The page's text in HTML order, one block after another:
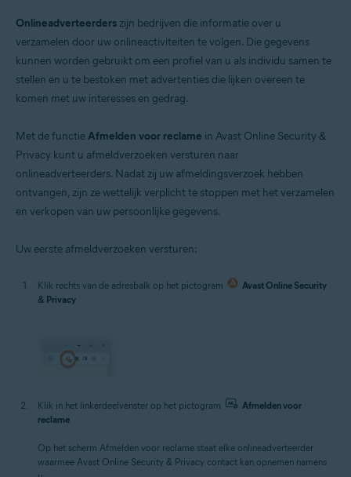
Onlineadverteerders zijn bedrijven die informatie over u
verzamelen door uw onlineactiviteiten te volgen. Die gegevens
kunnen worden gebruikt om een profiel van u als individu samen te
stellen en u te bestoken met advertenties die lijken overeen te
komen met uw interesses en gedrag.
Met de functieAfmelden voor reclame in Avast Online Security &
Privacy kunt u afmeldverzoeken versturen naar
onlineadverteerders. Nadat zij uw afmeldingsverzoek hebben
ontvangen, zijn ze wettelijk verplicht te stoppen met het verzamelen
en verkopen van uw persoonlijke gegevens.
Uw eerste afmeldverzoeken versturen:
Klik rechts van de adresbalk op het pictogram
Avast Online Security
& Privacy.
Klik in het linkerdeelvenster op het pictogram
Afmelden voor
reclame.
Op het scherm Afmelden voor reclame staat elke onlineadverteerder
waarmee Avast Online Security & Privacy contact kan opnemen namens